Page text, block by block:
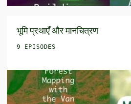
भूमि प्रथाएँ और मानचित्रण
9 EPISODES